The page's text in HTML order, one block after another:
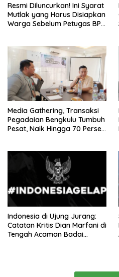
Resmi Diluncurkan! Ini Syarat
Mutlak yang Harus Disiapkan
Warga Sebelum Petugas BPN
Media Gathering, Transaksi
Pegadaian Bengkulu Tumbuh
Pesat, Naik Hingga 70 Persen
Indonesia di Ujung Jurang:
Catatan Kritis Dian Marfani di
Tengah Acaman Badai